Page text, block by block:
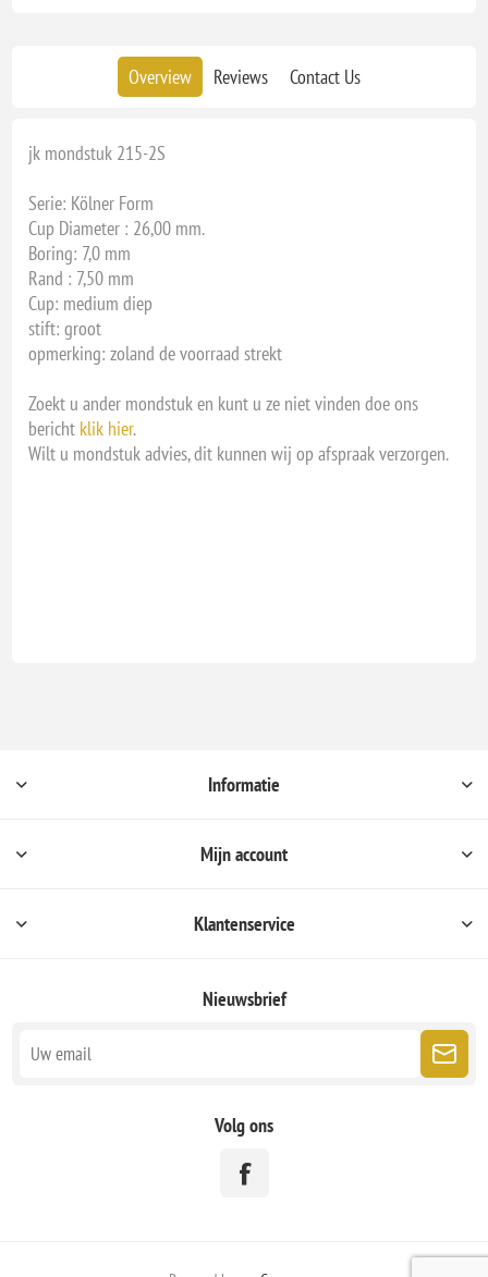
Overview Reviews Contact Us
jk mondstuk 215-2S
Serie: Kölner Form
Cup Diameter : 26,00 mm.
Boring: 7,0 mm
Rand : 7,50 mm
Cup: medium diep
stift: groot
opmerking: zoland de voorraad strekt
Zoekt u ander mondstuk en kunt u ze niet vinden doe ons
bericht klik hier.
Wilt u mondstuk advies, dit kunnen wij op afspraak verzorgen.
Informatie
Mijn account
Klantenservice
Nieuwsbrief
Volg ons